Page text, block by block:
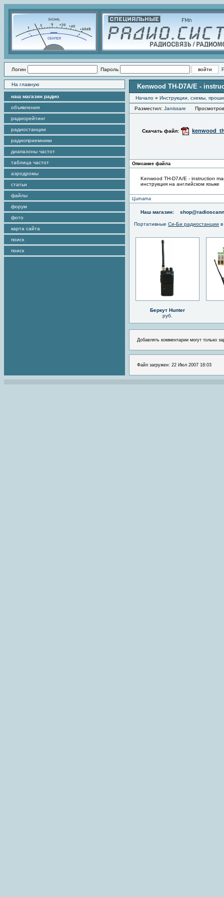
Логин Пароль
На главную
наш магазин радио
объявления
радиорейтинг
радиостанции
радиоприемники
диапазоны частот
таблица частот
аэродромы
статьи
файлы
форум
фото
карта сайта
поиск
поиск
Kenwood TH-D7A/E -
Начало » Инструкции, схемы,
Разместил: Janissare Просмотров
Скачать файл:
Описание файла
Kenwood TH-D7A/E - instruction
инструкция на английском языке
Цитата
Наш магазин:
Портативные Си-Би радиостанции
Беркут Hunter
руб.
Добавлять комментарии могут только
Файл загружен: 22 Июл 2007 18:03